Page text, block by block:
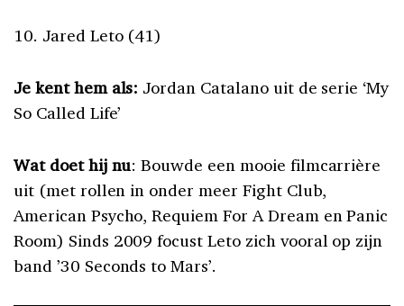
10. Jared Leto (41)
Je kent hem als: Jordan Catalano uit de serie ‘My
So Called Life’
Wat doet hij nu: Bouwde een mooie filmcarrière
uit (met rollen in onder meer Fight Club,
American Psycho, Requiem For A Dream en Panic
Room) Sinds 2009 focust Leto zich vooral op zijn
band ’30 Seconds to Mars’.